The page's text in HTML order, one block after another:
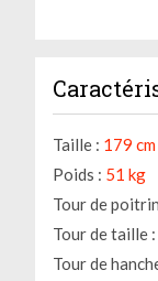
Taille : 179 cm
Poids : 51 kg
Tour de
Tour de taille :
Tour de